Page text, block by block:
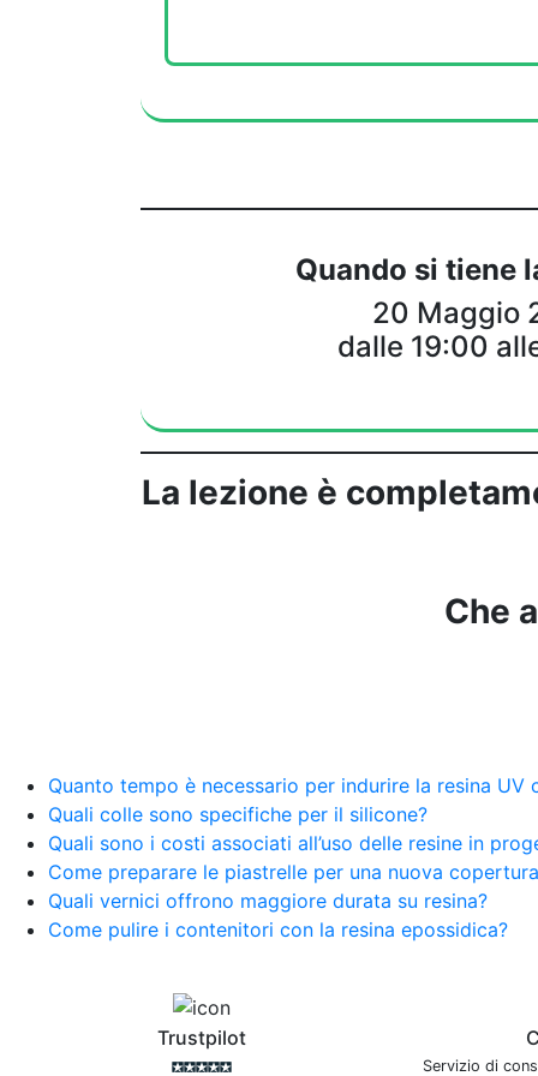
Quando si tiene
20 Maggio
dalle 19:00
La lezione è
Che
Quanto tempo è necessario per indurire la resina UV
Quali colle sono specifiche per il silicone?
Quali sono i costi associati all’uso delle resine in
Come preparare le piastrelle per una nuova
Quali vernici offrono maggiore durata su resina?
Come pulire i contenitori con la resina epossidica?
Trustpilot
Servizio di